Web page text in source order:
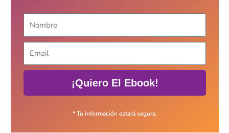
¡Quiero El Ebook!
* Tu información estará segura.